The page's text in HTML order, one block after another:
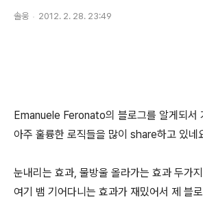
솔웅 2012. 2. 28. 23:49
Emanuele Feronato의 블로그를 알게되서
아주 훌륭한 로직들을 많이 share하고 있네
눈내리는 효과, 물방울 올라가는 효과 두가
여기 뱀 기어다니는 효과가 재밌어서 제 블